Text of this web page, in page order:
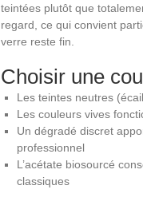
teintées plutôt que
regard, ce qui convient
verre reste fin.
Choisir une
Les teintes neutres
Les couleurs vives
Un dégradé discret
professionnel
L’acétate biosourcé
classiques